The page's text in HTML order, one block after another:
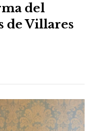
del
de Villares